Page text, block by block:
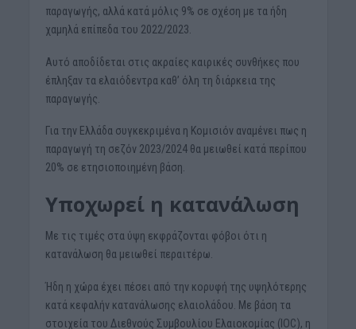
παραγωγής, αλλά κατά μόλις 9% σε σχέση με τα ήδη
χαμηλά επίπεδα του 2022/2023.
Αυτό αποδίδεται στις ακραίες καιρικές συνθήκες που
έπληξαν τα ελαιόδεντρα καθ’ όλη τη διάρκεια της
παραγωγής.
Για την Ελλάδα συγκεκριμένα η Κομισιόν αναμένει πως η
παραγωγή τη σεζόν 2023/2024 θα μειωθεί κατά περίπου
20% σε ετησιοποιημένη βάση.
Υποχωρεί η κατανάλωση
Με τις τιμές στα ύψη εκφράζονται φόβοι ότι η
κατανάλωση θα μειωθεί περαιτέρω.
Ήδη η χώρα έχει πέσει από την κορυφή της υψηλότερης
κατά κεφαλήν κατανάλωσης ελαιολάδου. Με βάση τα
στοιχεία του Διεθνούς Συμβουλίου Ελαιοκομίας (IOC), η